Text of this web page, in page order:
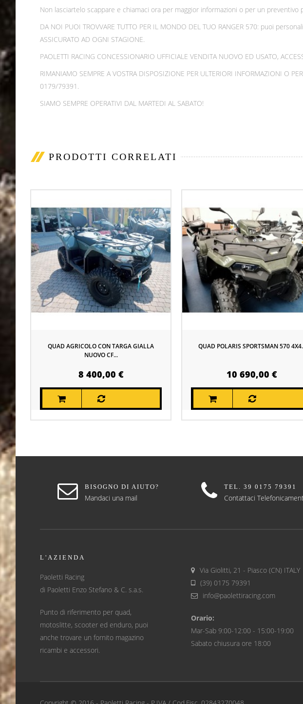
Non lasciartelo scappare e chiamaci ora per maggior informazioni o per un preventivo
DA NOI PUOI TROVVARE TUTTO PER IL MONDO DEL TUO RANGER 570: puoi
ASSICURATO AD OGNI STAGIONE.
PAOLETTI RACING CONCESSIONARIO UFFICIALE VENDITA NUOVO ED USATO,
RIMANIAMO SEMPRE A VOSTRA DISPOSIZIONE PER ULTERIORI INFORMAZIONI O
0179/79391.
SIAMO SEMPRE OPERATIVI DAL MARTEDI AL SABATO!
PRODOTTI CORRELATI
QUAD AGRICOLO CON TARGA GIALLA
NUOVO CF...
8 400,00 €
QUAD POLARIS SPORTSMAN 570
10 690,00 €
BISOGNO DI AIUTO?
Mandaci una mail
TEL. 39 0175 79391
Contattaci
L'AZIENDA
Paoletti Racing
di Paoletti Enzo Stefano & C. s.a.s.
Punto di riferimento per quad,
motoslitte, scooter ed enduro, puoi
anche trovare un fornito magazino
ricambi e accessori.
Via Giolitti, 21 - Piasco (CN) ITALY
(39) 0175 79391
info@paolettiracing.com
Orario:
Mar-Sab 9:00-12:00 - 15:00-19:00
Sabato chiusura ore 18:00